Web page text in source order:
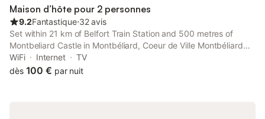
Maison d’hôte pour 2 personnes
9.2Fantastique⋅32 avis
Set within 21 km of Belfort Train Station and 500 metres of
Montbeliard Castle in Montbéliard, Coeur de Ville Montbéliard
offers accommodation with seating area.
WiFi Internet
TV
dès 100 € par nuit